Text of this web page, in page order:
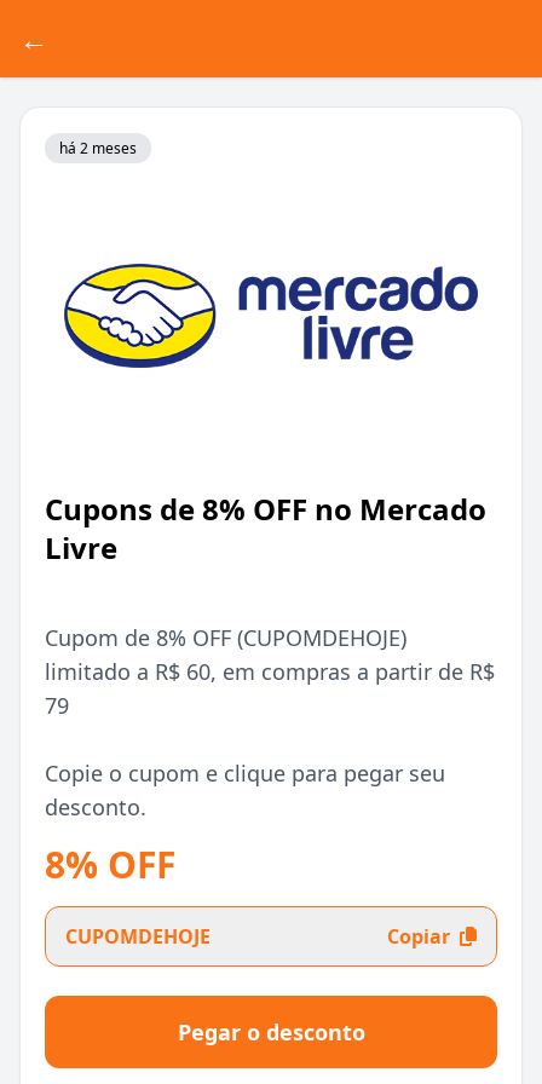
←
há 2 meses
Cupons de 8% OFF no Mercado
Livre
Cupom de 8% OFF (CUPOMDEHOJE)
limitado a R$ 60, em compras a partir de R$
79
Copie o cupom e clique para pegar seu
desconto.
8% OFF
CUPOMDEHOJE Copiar
Pegar o desconto